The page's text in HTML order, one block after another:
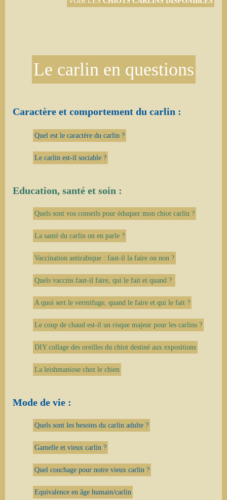
Le carlin en questions
Caractère et comportement du carlin :
Quel est le caractère du carlin ?
Le carlin est-il sociable ?
Education, santé et soin :
Quels sont vos conseils pour éduquer mon chiot carlin ?
La santé du carlin on en parle ?
Vaccination antirabique : faut-il la faire ou non ?
Quels vaccins faut-il faire, qui le fait et quand ?
A quoi sert le vermifuge, quand le faire et qui le fait ?
Le coup de chaud est-il un risque majeur pour les carlins ?
DIY collage des oreilles du chiot destiné aux expositions
La leishmaniose chez le chien
Mode de vie :
Quels sont les besoins du carlin adulte ?
Gamelle et vieux carlin ?
Quel couchage pour notre vieux carlin ?
Equivalence en âge humain/carlin